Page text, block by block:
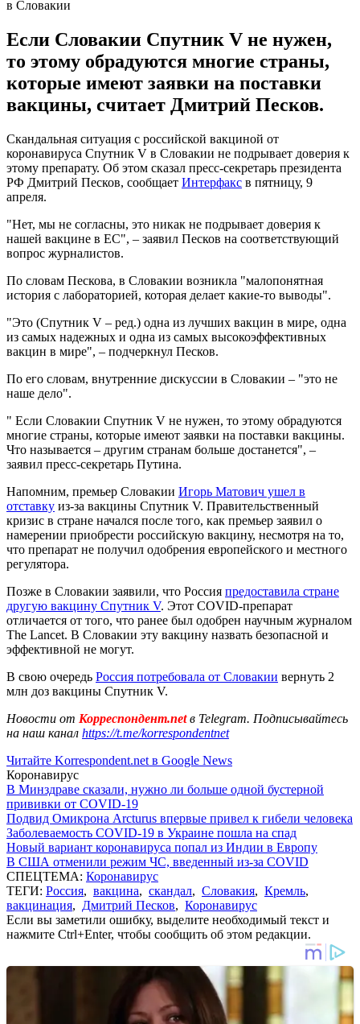
в Словакии
Если Словакии Спутник V не нужен,
то этому обрадуются многие страны,
которые имеют заявки на поставки
вакцины, считает Дмитрий Песков.
Скандальная ситуация с российской вакциной от
коронавируса Спутник V в Словакии не подрывает доверия к
этому препарату. Об этом сказал пресс-секретарь президента
РФ Дмитрий Песков, сообщает Интерфакс в пятницу, 9
апреля.
"Нет, мы не согласны, это никак не подрывает доверия к
нашей вакцине в ЕС", – заявил Песков на соответствующий
вопрос журналистов.
По словам Пескова, в Словакии возникла "малопонятная
история с лабораторией, которая делает какие-то выводы".
"Это (Спутник V – ред.) одна из лучших вакцин в мире, одна
из самых надежных и одна из самых высокоэффективных
вакцин в мире", – подчеркнул Песков.
По его словам, внутренние дискуссии в Словакии – "это не
наше дело".
" Если Словакии Спутник V не нужен, то этому обрадуются
многие страны, которые имеют заявки на поставки вакцины.
Что называется – другим странам больше достанется", –
заявил пресс-секретарь Путина.
Напомним, премьер Словакии Игорь Матович ушел в
отставку из-за вакцины Спутник V. Правительственный
кризис в стране начался после того, как премьер заявил о
намерении приобрести российскую вакцину, несмотря на то,
что препарат не получил одобрения европейского и местного
регулятора.
Позже в Словакии заявили, что Россия предоставила стране
другую вакцину Спутник V. Этот COVID-препарат
отличается от того, что ранее был одобрен научным журналом
The Lancet. В Словакии эту вакцину назвать безопасной и
эффективной не могут.
В свою очередь Россия потребовала от Словакии вернуть 2
млн доз вакцины Спутник V.
Новости от Корреспондент.netв Telegram. Подписывайтесь
на наш канал https://t.me/korrespondentnet
Читайте Korrespondent.net в Google News
Коронавирус
В Минздраве сказали, нужно ли больше одной бустерной
прививки от COVID-19
Подвид Омикрона Arcturus впервые привел к гибели человека
Заболеваемость COVID-19 в Украине пошла на спад
Новый вариант коронавируса попал из Индии в Европу
В США отменили режим ЧС, введенный из-за COVID
СПЕЦТЕМА: Коронавирус
ТЕГИ: Россия, вакцина, скандал, Словакия, Кремль,
вакцинация, Дмитрий Песков, Коронавирус
Если вы заметили ошибку, выделите необходимый текст и
нажмите Ctrl+Enter, чтобы сообщить об этом редакции.